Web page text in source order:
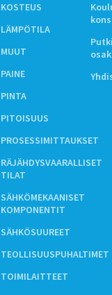
KOSTEUS
LÄMPÖTILA
MUUT
PAINE
PINTA
PITOISUUS
PROSESSIMITTAUKSET
RÄJÄHDYSVAARALLISET
TILAT
SÄHKÖMEKAANISET
KOMPONENTIT
SÄHKÖSUUREET
TEOLLISUUSPUHALTIMET
TOIMILAITTEET